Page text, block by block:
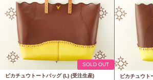
SOLD OUT
ピカチュウトートバッグ (L) (受注生産)
ピカチュウト